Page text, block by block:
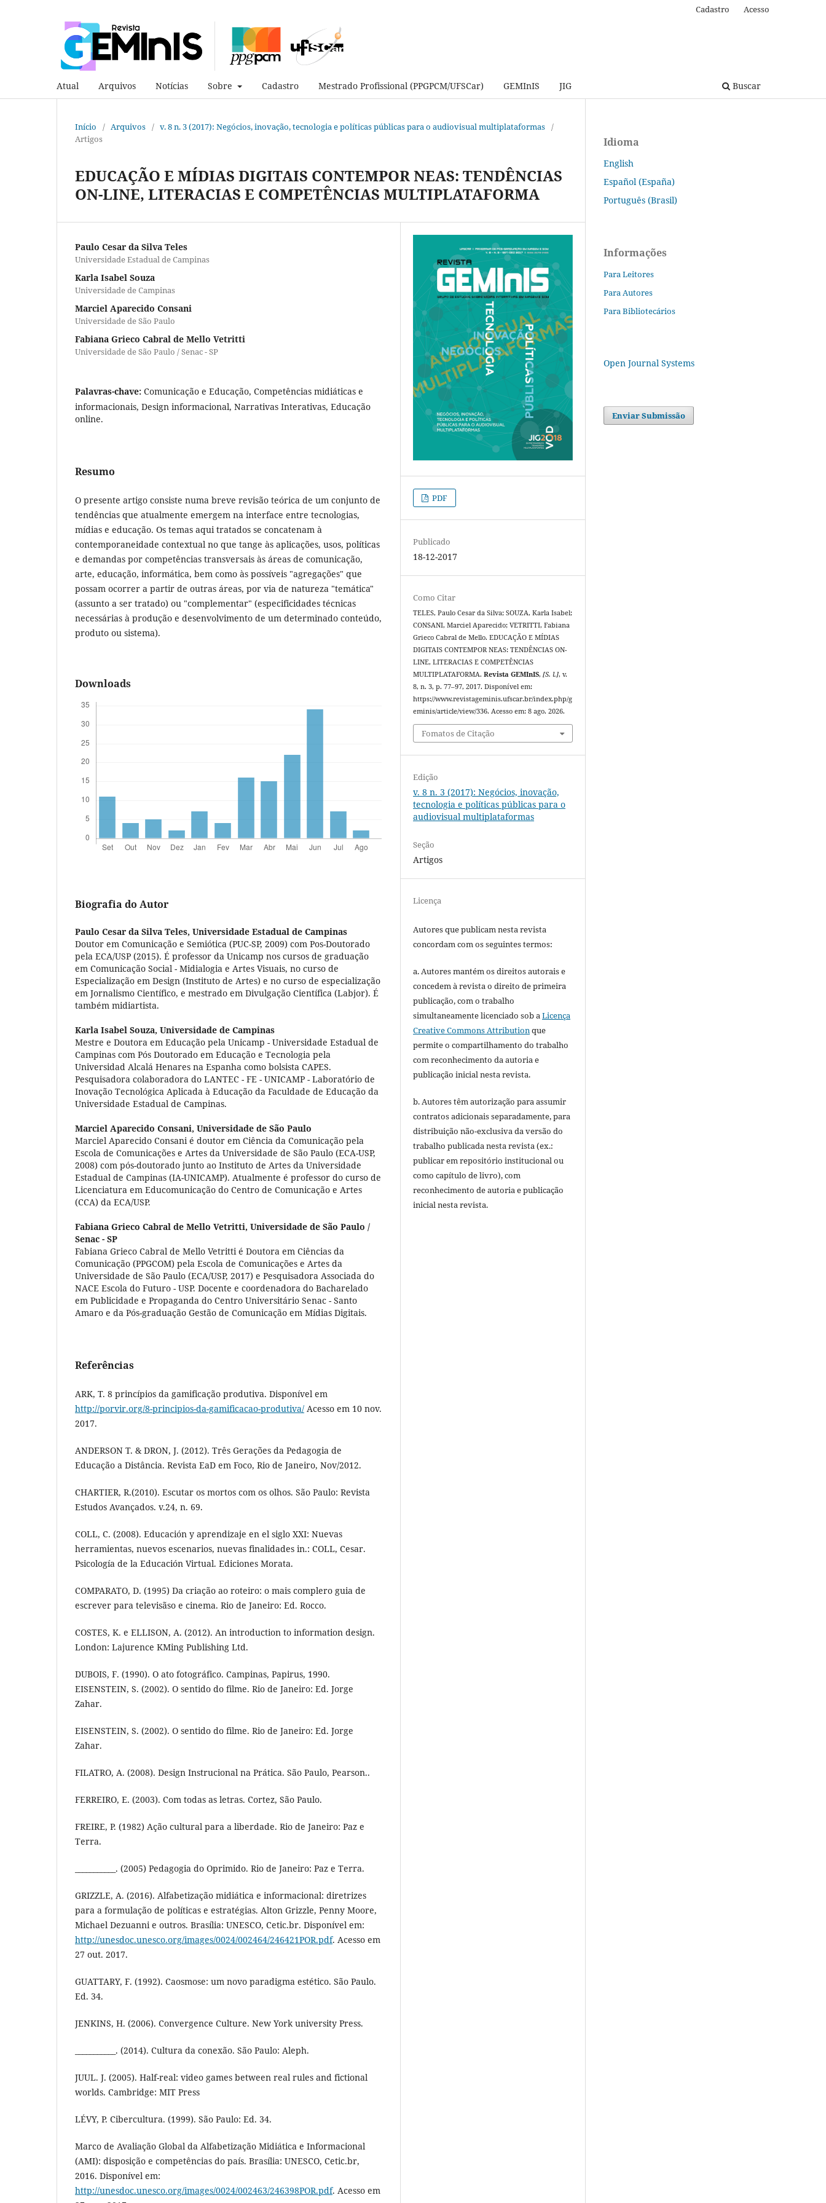
Atual Arquivos Notícias Sobre Cadastro Mestrado Profissional (PPGPCM/UFSCar) GEMInIS JIG Buscar
Cadastro Acesso
Início / Arquivos / v. 8 n. 3 (2017): Negócios, inovação, tecnologia e políticas públicas para o audiovisual multiplataformas /
Artigos
EDUCAÇÃO E MÍDIAS DIGITAIS CONTEMPOR NEAS: TENDÊNCIAS
ON-LINE, LITERACIAS E COMPETÊNCIAS MULTIPLATAFORMA
Paulo Cesar da Silva Teles
Universidade Estadual de Campinas
Karla Isabel Souza
Universidade de Campinas
Marciel Aparecido Consani
Universidade de São Paulo
Fabiana Grieco Cabral de Mello Vetritti
Universidade de São Paulo / Senac - SP
Palavras-chave: Comunicação e Educação, Competências midiáticas e
informacionais, Design informacional, Narrativas Interativas, Educação
online.
Resumo
O presente artigo consiste numa breve revisão teórica de um conjunto de
tendências que atualmente emergem na interface entre tecnologias,
mídias e educação. Os temas aqui tratados se concatenam à
contemporaneidade contextual no que tange às aplicações, usos, políticas
e demandas por competências transversais às áreas de comunicação,
arte, educação, informática, bem como às possíveis "agregações" que
possam ocorrer a partir de outras áreas, por via de natureza "temática"
(assunto a ser tratado) ou "complementar" (especificidades técnicas
necessárias à produção e desenvolvimento de um determinado conteúdo,
produto ou sistema).
Downloads
Biografia do Autor
Paulo Cesar da Silva Teles, Universidade Estadual de Campinas
Doutor em Comunicação e Semiótica (PUC-SP, 2009) com Pos-Doutorado
pela ECA/USP (2015). É professor da Unicamp nos cursos de graduação
em Comunicação Social - Midialogia e Artes Visuais, no curso de
Especialização em Design (Instituto de Artes) e no curso de especialização
em Jornalismo Científico, e mestrado em Divulgação Científica (Labjor). É
também midiartista.
Karla Isabel Souza, Universidade de Campinas
Mestre e Doutora em Educação pela Unicamp - Universidade Estadual de
Campinas com Pós Doutorado em Educação e Tecnologia pela
Universidad Alcalá Henares na Espanha como bolsista CAPES.
Pesquisadora colaboradora do LANTEC - FE - UNICAMP - Laboratório de
Inovação Tecnológica Aplicada à Educação da Faculdade de Educação da
Universidade Estadual de Campinas.
Marciel Aparecido Consani, Universidade de São Paulo
Marciel Aparecido Consani é doutor em Ciência da Comunicação pela
Escola de Comunicações e Artes da Universidade de São Paulo (ECA-USP,
2008) com pós-doutorado junto ao Instituto de Artes da Universidade
Estadual de Campinas (IA-UNICAMP). Atualmente é professor do curso de
Licenciatura em Educomunicação do Centro de Comunicação e Artes
(CCA) da ECA/USP.
Fabiana Grieco Cabral de Mello Vetritti, Universidade de São Paulo /
Senac - SP
Fabiana Grieco Cabral de Mello Vetritti é Doutora em Ciências da
Comunicação (PPGCOM) pela Escola de Comunicações e Artes da
Universidade de São Paulo (ECA/USP, 2017) e Pesquisadora Associada do
NACE Escola do Futuro - USP. Docente e coordenadora do Bacharelado
em Publicidade e Propaganda do Centro Universitário Senac - Santo
Amaro e da Pós-graduação Gestão de Comunicação em Mídias Digitais.
Referências
ARK, T. 8 princípios da gamificação produtiva. Disponível em
http://porvir.org/8-principios-da-gamificacao-produtiva/ Acesso em 10 nov.
2017.
ANDERSON T. & DRON, J. (2012). Três Gerações da Pedagogia de
Educação a Distância. Revista EaD em Foco, Rio de Janeiro, Nov/2012.
CHARTIER, R.(2010). Escutar os mortos com os olhos. São Paulo: Revista
Estudos Avançados. v.24, n. 69.
COLL, C. (2008). Educación y aprendizaje en el siglo XXI: Nuevas
herramientas, nuevos escenarios, nuevas finalidades in.: COLL, Cesar.
Psicología de la Educación Virtual. Ediciones Morata.
COMPARATO, D. (1995) Da criação ao roteiro: o mais complero guia de
escrever para televisãso e cinema. Rio de Janeiro: Ed. Rocco.
COSTES, K. e ELLISON, A. (2012). An introduction to information design.
London: Lajurence KMing Publishing Ltd.
DUBOIS, F. (1990). O ato fotográfico. Campinas, Papirus, 1990.
EISENSTEIN, S. (2002). O sentido do filme. Rio de Janeiro: Ed. Jorge
Zahar.
EISENSTEIN, S. (2002). O sentido do filme. Rio de Janeiro: Ed. Jorge
Zahar.
FILATRO, A. (2008). Design Instrucional na Prática. São Paulo, Pearson..
FERREIRO, E. (2003). Com todas as letras. Cortez, São Paulo.
FREIRE, P. (1982) Ação cultural para a liberdade. Rio de Janeiro: Paz e
Terra.
___________. (2005) Pedagogia do Oprimido. Rio de Janeiro: Paz e Terra.
GRIZZLE, A. (2016). Alfabetização midiática e informacional: diretrizes
para a formulação de políticas e estratégias. Alton Grizzle, Penny Moore,
Michael Dezuanni e outros. Brasília: UNESCO, Cetic.br. Disponível em:
http://unesdoc.unesco.org/images/0024/002464/246421POR.pdf. Acesso em
27 out. 2017.
GUATTARY, F. (1992). Caosmose: um novo paradigma estético. São Paulo.
Ed. 34.
JENKINS, H. (2006). Convergence Culture. New York university Press.
___________. (2014). Cultura da conexão. São Paulo: Aleph.
JUUL. J. (2005). Half-real: video games between real rules and fictional
worlds. Cambridge: MIT Press
LÉVY, P. Cibercultura. (1999). São Paulo: Ed. 34.
Marco de Avaliação Global da Alfabetização Midiática e Informacional
(AMI): disposição e competências do país. Brasília: UNESCO, Cetic.br,
2016. Disponível em:
http://unesdoc.unesco.org/images/0024/002463/246398POR.pdf. Acesso em
PDF
Publicado
18-12-2017
Como Citar
TELES, Paulo Cesar da Silva; SOUZA, Karla Isabel;
CONSANI, Marciel Aparecido; VETRITTI, Fabiana
Grieco Cabral de Mello. EDUCAÇÃO E MÍDIAS
DIGITAIS CONTEMPOR NEAS: TENDÊNCIAS ON-
LINE, LITERACIAS E COMPETÊNCIAS
MULTIPLATAFORMA.Revista GEMInIS,[S. l.], v.
8, n. 3, p. 77–97, 2017. Disponível em:
https://www.revistageminis.ufscar.br/index.php/g
eminis/article/view/336. Acesso em: 8 ago. 2026.
Fomatos de Citação
Edição
v. 8 n. 3 (2017): Negócios, inovação,
tecnologia e políticas públicas para o
audiovisual multiplataformas
Seção
Artigos
Licença
Autores que publicam nesta revista
concordam com os seguintes termos:
a. Autores mantém os direitos autorais e
concedem à revista o direito de primeira
publicação, com o trabalho
simultaneamente licenciado sob aLicença
Creative Commons Attributionque
permite o compartilhamento do trabalho
com reconhecimento da autoria e
publicação inicial nesta revista.
b. Autores têm autorização para assumir
contratos adicionais separadamente, para
distribuição não-exclusiva da versão do
trabalho publicada nesta revista (ex.:
publicar em repositório institucional ou
como capítulo de livro), com
reconhecimento de autoria e publicação
inicial nesta revista.
Idioma
English
Español (España)
Português (Brasil)
Informações
Para Leitores
Para Autores
Para Bibliotecários
Open Journal Systems
Enviar Submissão